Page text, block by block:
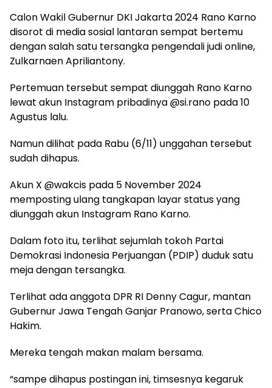
Calon Wakil Gubernur DKI Jakarta 2024 Rano Karno
disorot di media sosial lantaran sempat bertemu
dengan salah satu tersangka pengendali judi online,
Zulkarnaen Apriliantony.
Pertemuan tersebut sempat diunggah Rano Karno
lewat akun Instagram pribadinya @si.rano pada 10
Agustus lalu.
Namun dilihat pada Rabu (6/11) unggahan tersebut
sudah dihapus.
Akun X @wakcis pada 5 November 2024
memposting ulang tangkapan layar status yang
diunggah akun Instagram Rano Karno.
Dalam foto itu, terlihat sejumlah tokoh Partai
Demokrasi Indonesia Perjuangan (PDIP) duduk satu
meja dengan tersangka.
Terlihat ada anggota DPR RI Denny Cagur, mantan
Gubernur Jawa Tengah Ganjar Pranowo, serta Chico
Hakim.
Mereka tengah makan malam bersama.
“sampe dihapus postingan ini, timsesnya kegaruk